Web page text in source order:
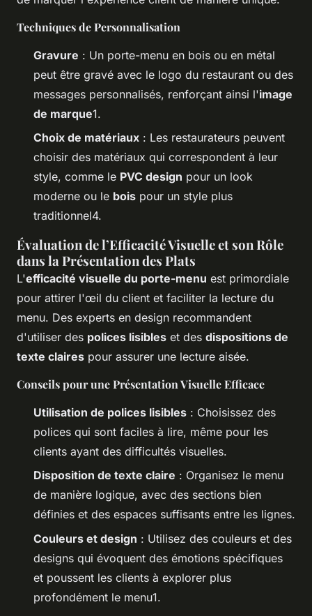
Techniques de Personnalisation
Gravure : Un porte-menu en bois ou en métal
peut être gravé avec le logo du restaurant ou des
messages personnalisés, renforçant ainsi l'image
de marque1.
Choix de matériaux : Les restaurateurs peuvent
choisir des matériaux qui correspondent à leur
style, comme le PVC design pour un look
moderne ou le bois pour un style plus
traditionnel4.
Évaluation de l’Efficacité Visuelle et son Rôle
dans la Présentation des Plats
L'efficacité visuelle du porte-menu est primordiale
pour attirer l'œil du client et faciliter la lecture du
menu. Des experts en design recommandent
d'utiliser des polices lisibles et des dispositions de
texte claires pour assurer une lecture aisée.
Conseils pour une Présentation Visuelle Efficace
Utilisation de polices lisibles : Choisissez des
polices qui sont faciles à lire, même pour les
clients ayant des difficultés visuelles.
Disposition de texte claire : Organisez le menu
de manière logique, avec des sections bien
définies et des espaces suffisants entre les lignes.
Couleurs et design : Utilisez des couleurs et des
designs qui évoquent des émotions spécifiques
et poussent les clients à explorer plus
profondément le menu1.